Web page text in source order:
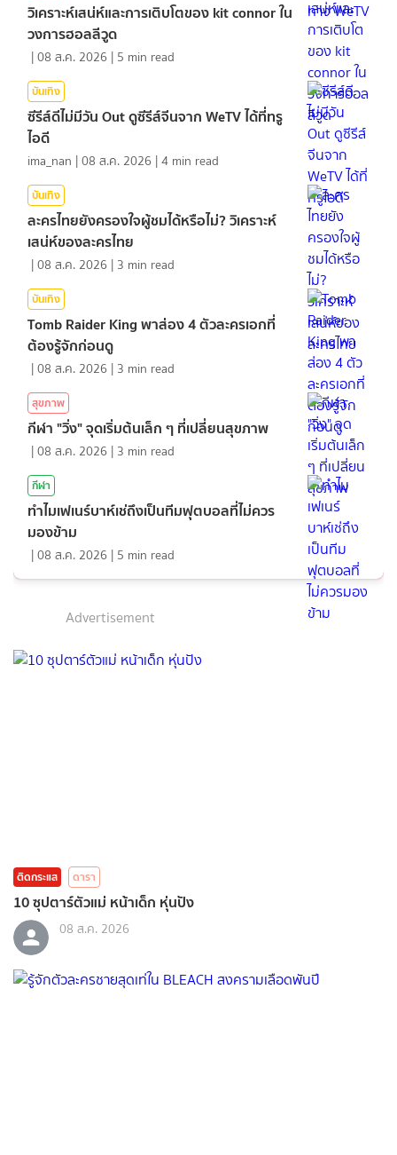
วิเคราะห์เสน่ห์และการเติบโตของ kit connor ใน
วงการฮอลลีวูด
|08 ส.ค. 2026 | 5 min read
บันเทิง
ซีรีส์ดีไม่มีวัน Out ดูซีรีส์จีนจาก WeTV ได้ที่ทรู
ไอดี
ima_nan |08 ส.ค. 2026 |4 min read
บันเทิง
ละครไทยยังครองใจผู้ชมได้หรือไม่? วิเคราะห์
เสน่ห์ของละครไทย
|08 ส.ค. 2026 | 3 min read
บันเทิง
Tomb Raider King พาส่อง 4 ตัวละครเอกที่
ต้องรู้จักก่อนดู
|08 ส.ค. 2026 | 3 min read
สุขภาพ
กีฬา "วิ่ง" จุดเริ่มต้นเล็ก ๆ ที่เปลี่ยนสุขภาพ
|08 ส.ค. 2026 | 3 min read
กีฬา
ทำไมเฟเนร์บาห์เช่ถึงเป็นทีมฟุตบอลที่ไม่ควร
มองข้าม
|08 ส.ค. 2026 | 5 min read
Advertisement
ติดกระแส ดารา
10 ซุปตาร์ตัวแม่ หน้าเด็ก หุ่นปัง
08 ส.ค. 2026